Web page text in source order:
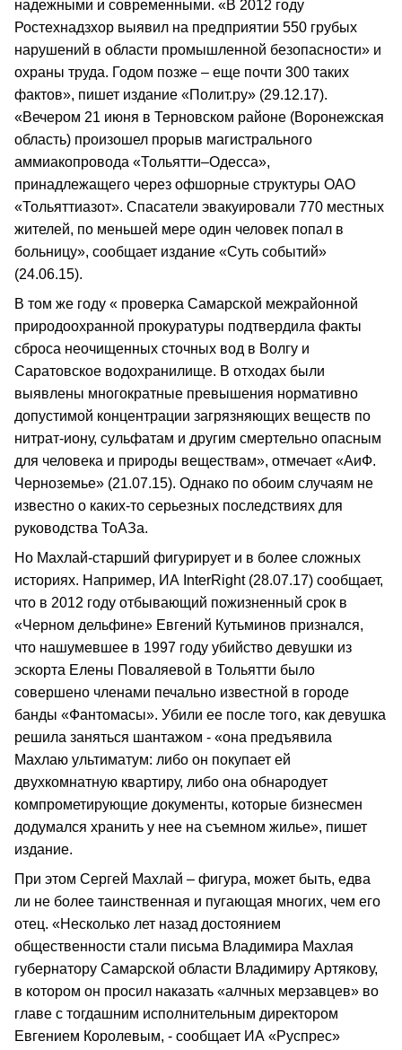
надежными и современными. «В 2012 году
Ростехнадзхор выявил на предприятии 550 грубых
нарушений в области промышленной безопасности» и
охраны труда. Годом позже – еще почти 300 таких
фактов», пишет издание «Полит.ру» (29.12.17).
«Вечером 21 июня в Терновском районе (Воронежская
область) произошел прорыв магистрального
аммиакопровода «Тольятти–Одесса»,
принадлежащего через офшорные структуры ОАО
«Тольяттиазот». Спасатели эвакуировали 770 местных
жителей, по меньшей мере один человек попал в
больницу», сообщает издание «Суть событий»
(24.06.15).
В том же году « проверка Самарской межрайонной
природоохранной прокуратуры подтвердила факты
сброса неочищенных сточных вод в Волгу и
Саратовское водохранилище. В отходах были
выявлены многократные превышения нормативно
допустимой концентрации загрязняющих веществ по
нитрат-иону, сульфатам и другим смертельно опасным
для человека и природы веществам», отмечает «АиФ.
Черноземье» (21.07.15). Однако по обоим случаям не
известно о каких-то серьезных последствиях для
руководства ТоАЗа.
Но Махлай-старший фигурирует и в более сложных
историях. Например, ИА InterRight (28.07.17) сообщает,
что в 2012 году отбывающий пожизненный срок в
«Черном дельфине» Евгений Кутьминов признался,
что нашумевшее в 1997 году убийство девушки из
эскорта Елены Поваляевой в Тольятти было
совершено членами печально известной в городе
банды «Фантомасы». Убили ее после того, как девушка
решила заняться шантажом - «она предъявила
Махлаю ультиматум: либо он покупает ей
двухкомнатную квартиру, либо она обнародует
компрометирующие документы, которые бизнесмен
додумался хранить у нее на съемном жилье», пишет
издание.
При этом Сергей Махлай – фигура, может быть, едва
ли не более таинственная и пугающая многих, чем его
отец. «Несколько лет назад достоянием
общественности стали письма Владимира Махлая
губернатору Самарской области Владимиру Артякову,
в котором он просил наказать «алчных мерзавцев» во
главе с тогдашним исполнительным директором
Евгением Королевым, - сообщает ИА «Руспрес»